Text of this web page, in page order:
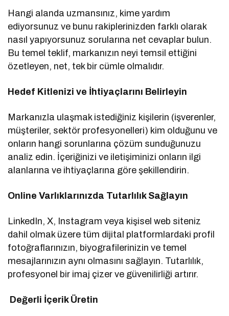
Hangi alanda uzmansınız, kime yardım
ediyorsunuz ve bunu rakiplerinizden farklı olarak
nasıl yapıyorsunuz sorularına net cevaplar bulun.
Bu temel teklif, markanızın neyi temsil ettiğini
özetleyen, net, tek bir cümle olmalıdır.
Hedef Kitlenizi ve İhtiyaçlarını Belirleyin
Markanızla ulaşmak istediğiniz kişilerin (işverenler,
müşteriler, sektör profesyonelleri) kim olduğunu ve
onların hangi sorunlarına çözüm sunduğunuzu
analiz edin. İçeriğinizi ve iletişiminizi onların ilgi
alanlarına ve ihtiyaçlarına göre şekillendirin.
Online Varlıklarınızda Tutarlılık Sağlayın
LinkedIn, X, Instagram veya kişisel web siteniz
dahil olmak üzere tüm dijital platformlardaki profil
fotoğraflarınızın, biyografilerinizin ve temel
mesajlarınızın aynı olmasını sağlayın. Tutarlılık,
profesyonel bir imaj çizer ve güvenilirliği artırır.
Değerli İçerik Üretin